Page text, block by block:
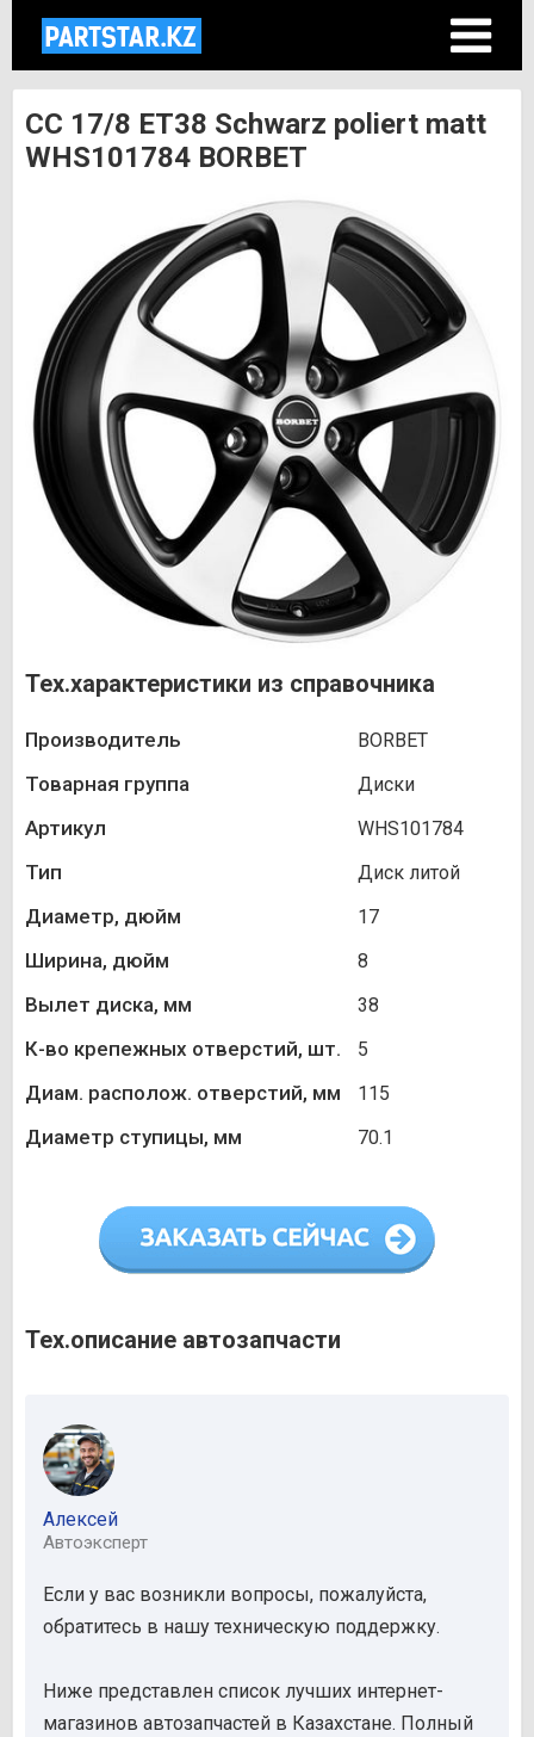
CC 17/8 ET38 Schwarz poliert matt
WHS101784 BORBET
Тех.характеристики из справочника
Производитель BORBET
Товарная группа Диски
Артикул WHS101784
Тип Диск литой
Диаметр, дюйм 17
Ширина, дюйм 8
Вылет диска, мм 38
К-во крепежных отверстий, шт. 5
Диам. располож. отверстий, мм 115
Диаметр ступицы, мм 70.1
Тех.описание автозапчасти
Алексей
Автоэксперт
Если у вас возникли вопросы, пожалуйста,
обратитесь в нашу техническую поддержку.
Ниже представлен список лучших интернет-
магазинов автозапчастей в Казахстане. Полный